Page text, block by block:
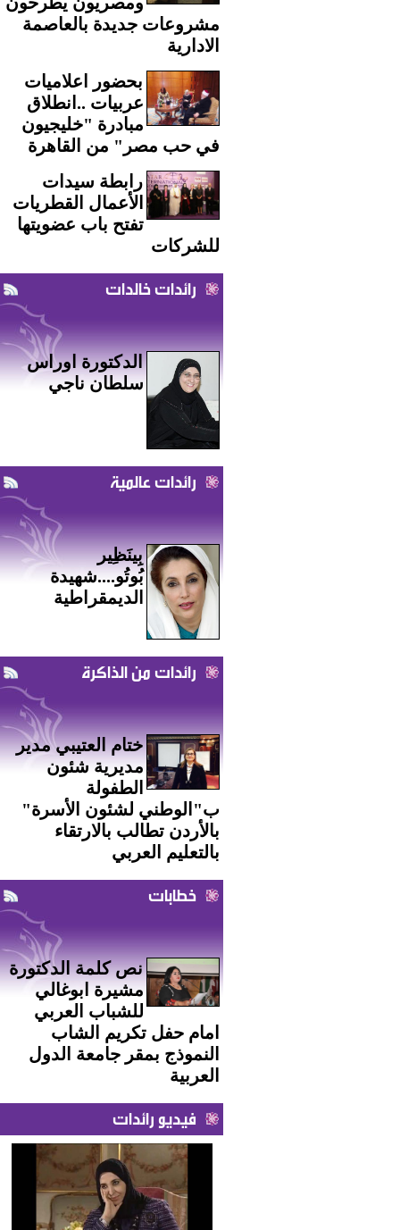
مشروعات جديدة بالعاصمة
الادارية
بحضور اعلاميات
عربيات ..انطلاق
مبادرة "خليجيون
في حب مصر" من القاهرة
رابطة سيدات
الأعمال القطريات
تفتح باب عضويتها
للشركات
رائدات خالدات
الدكتورة اوراس
سلطان ناجي
رائدات عالمية
بِينَظِير
بُوتُو....شهيدة
الديمقراطية
رائدات من الذاكرة
ختام العتيبي مدير
مديرية شئون
الطفولة
ب"الوطني لشئون الأسرة"
بالأردن تطالب بالارتقاء
بالتعليم العربي
خطابات
نص كلمة الدكتورة
مشيرة ابوغالي
للشباب العربي
امام حفل تكريم الشاب
النموذج بمقر جامعة الدول
العربية
فيديو رائدات